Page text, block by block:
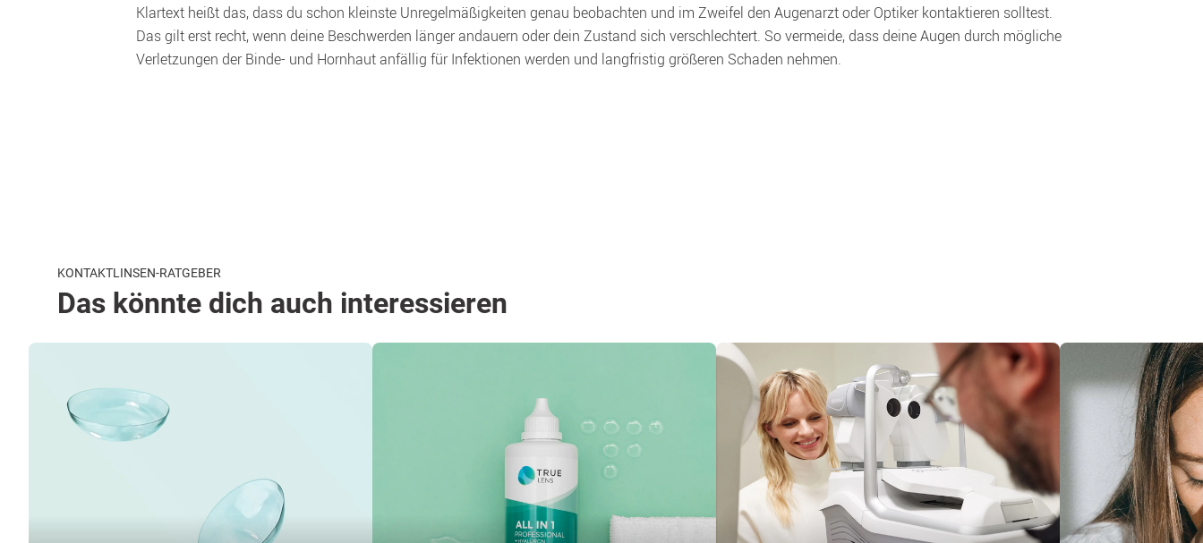
Klartext heißt das, dass du schon kleinste Unregelmäßigkeiten genau beobachten und im Zweifel den Augenarzt oder Optiker kontaktieren solltest.
Das gilt erst recht, wenn deine Beschwerden länger andauern oder dein Zustand sich verschlechtert. So vermeide, dass deine Augen durch mögliche
Verletzungen der Binde- und Hornhaut anfällig für Infektionen werden und langfristig größeren Schaden nehmen.
KONTAKTLINSEN-RATGEBER
Das könnte dich auch interessieren